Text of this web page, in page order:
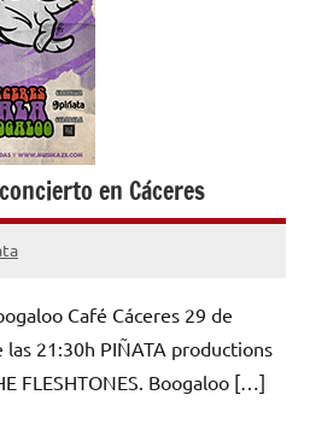
concierto en Cáceres
Café Cáceres 29 de
21:30h PIÑATA productions
FLESHTONES. Boogaloo […]